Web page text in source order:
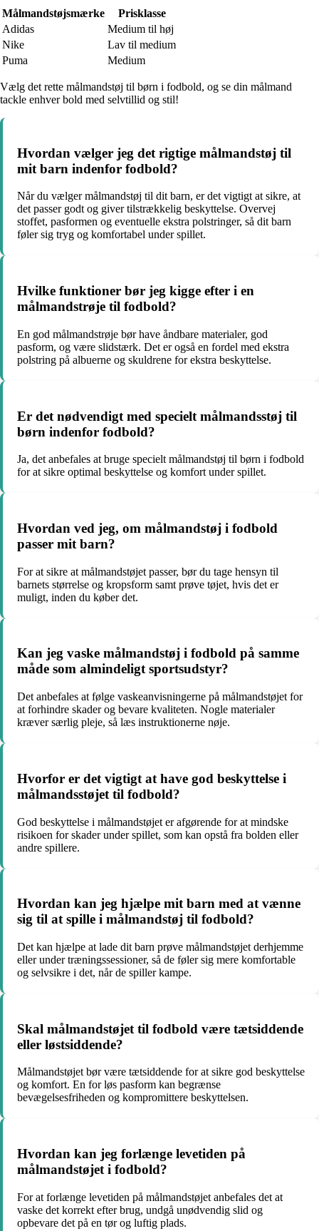
Målmandstøjsmærke
Prisklasse
Adidas
Medium til høj
Nike
Lav til medium
Puma
Medium
Vælg det rette målmandstøj til børn i fodbold, og se din målmand
tackle enhver bold med selvtillid og stil!
Hvordan vælger jeg det rigtige målmandstøj til
mit barn indenfor fodbold?
Når du vælger målmandstøj til dit barn, er det vigtigt at sikre, at
det passer godt og giver tilstrækkelig beskyttelse. Overvej
stoffet, pasformen og eventuelle ekstra polstringer, så dit barn
føler sig tryg og komfortabel under spillet.
Hvilke funktioner bør jeg kigge efter i en
målmandstrøje til fodbold?
En god målmandstrøje bør have åndbare materialer, god
pasform, og være slidstærk. Det er også en fordel med ekstra
polstring på albuerne og skuldrene for ekstra beskyttelse.
Er det nødvendigt med specielt målmandsstøj til
børn indenfor fodbold?
Ja, det anbefales at bruge specielt målmandstøj til børn i fodbold
for at sikre optimal beskyttelse og komfort under spillet.
Hvordan ved jeg, om målmandstøj i fodbold
passer mit barn?
For at sikre at målmandstøjet passer, bør du tage hensyn til
barnets størrelse og kropsform samt prøve tøjet, hvis det er
muligt, inden du køber det.
Kan jeg vaske målmandstøj i fodbold på samme
måde som almindeligt sportsudstyr?
Det anbefales at følge vaskeanvisningerne på målmandstøjet for
at forhindre skader og bevare kvaliteten. Nogle materialer
kræver særlig pleje, så læs instruktionerne nøje.
Hvorfor er det vigtigt at have god beskyttelse i
målmandsstøjet til fodbold?
God beskyttelse i målmandstøjet er afgørende for at mindske
risikoen for skader under spillet, som kan opstå fra bolden eller
andre spillere.
Hvordan kan jeg hjælpe mit barn med at vænne
sig til at spille i målmandstøj til fodbold?
Det kan hjælpe at lade dit barn prøve målmandstøjet derhjemme
eller under træningssessioner, så de føler sig mere komfortable
og selvsikre i det, når de spiller kampe.
Skal målmandstøjet til fodbold være tætsiddende
eller løstsiddende?
Målmandstøjet bør være tætsiddende for at sikre god beskyttelse
og komfort. En for løs pasform kan begrænse
bevægelsesfriheden og kompromittere beskyttelsen.
Hvordan kan jeg forlænge levetiden på
målmandstøjet i fodbold?
For at forlænge levetiden på målmandstøjet anbefales det at
vaske det korrekt efter brug, undgå unødvendig slid og
opbevare det på en tør og luftig plads.